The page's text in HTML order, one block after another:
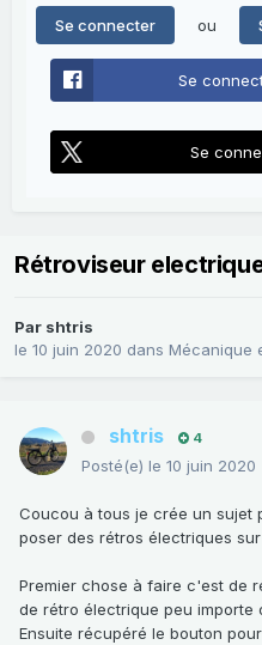
Se connecter ou
Se
Se
Rétroviseur
Par shtris
le 10 juin 2020 dans Mécanique
shtris 4
Posté(e) le 10 juin 2020
Coucou à tous je crée un sujet
poser des rétros électriques
Premier chose à faire c'est de
de rétro électrique peu importe
Ensuite récupéré le bouton